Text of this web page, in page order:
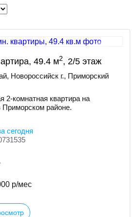
49.4 м2, 2/5 этаж
Новороссийск г., Приморский
2-комнатная квартира на
районе.
сегодня
р/мес